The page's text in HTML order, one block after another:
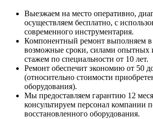
Выезжаем на место оперативно,
осуществляем бесплатно, с
современного инструментария.
Компонентный ремонт выполняем
возможные сроки, силами опытных
стажем по специальности от 10 лет.
Ремонт обеспечит экономию от 50
(относительно стоимости
оборудования).
Мы предоставляем гарантию 12
консультируем персонал компании
восстановленного оборудования.